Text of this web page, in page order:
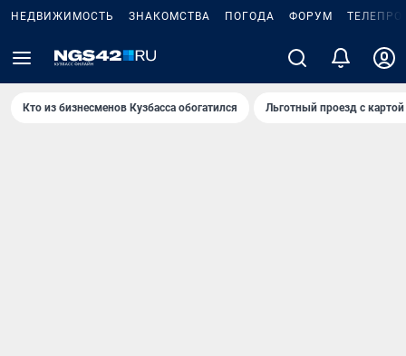
НЕДВИЖИМОСТЬ ЗНАКОМСТВА ПОГОДА ФОРУМ
Кто из бизнесменов Кузбасса обогатился Льготный проезд с